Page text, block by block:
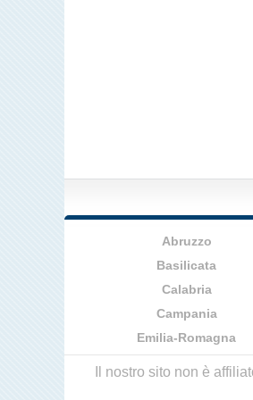
Abruzzo
Basilicata
Calabria
Campania
Emilia-Romagna
Il nostro sito non è